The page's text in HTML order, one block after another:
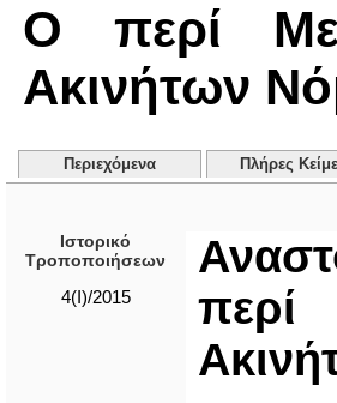
Ο περί
Ακινήτων
Περιεχόμενα Πλήρες
Ιστορικό
Τροποποιήσεων
4(I)/2015
περί